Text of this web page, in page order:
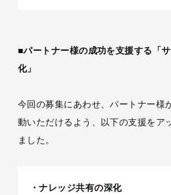
■パートナー様の成功を支援する「
化」
今回の募集にあわせ、パートナー様
動いただけるよう、以下の支援をア
ました。
・ナレッジ共有の深化